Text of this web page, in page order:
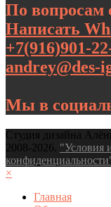
По вопросам
Написать
+7(916)901-
andrey@des-
Мы в
Студия дизайна
2008-2026. "Условия
×
Главная